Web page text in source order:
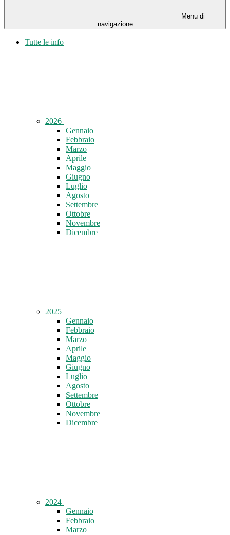
Menu di
navigazione
Tutte le info
2026
Gennaio
Febbraio
Marzo
Aprile
Maggio
Giugno
Luglio
Agosto
Settembre
Ottobre
Novembre
Dicembre
2025
Gennaio
Febbraio
Marzo
Aprile
Maggio
Giugno
Luglio
Agosto
Settembre
Ottobre
Novembre
Dicembre
2024
Gennaio
Febbraio
Marzo